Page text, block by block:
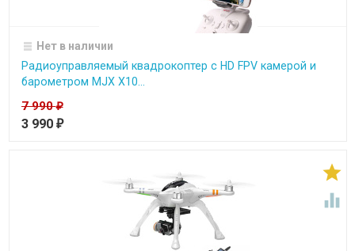
Нет в наличии
Радиоуправляемый квадрокоптер с HD FPV камерой и
барометром MJX X10...
7 990₽
3 990 ₽

